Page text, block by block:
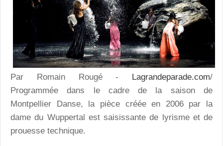
Par Romain Rougé - Lagrandeparade.com/
Programmée dans le cadre de la saison de
Montpellier Danse, la pièce créée en 2006 par la
dame du Wuppertal est saisissante de lyrisme et de
prouesse technique.